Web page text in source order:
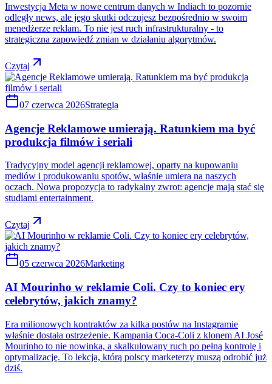
Inwestycja Meta w nowe centrum danych w Indiach to pozornie
odległy news, ale jego skutki odczujesz bezpośrednio w swoim
menedżerze reklam. To nie jest ruch infrastrukturalny - to
strategiczna zapowiedź zmian w działaniu algorytmów.
Czytaj
07 czerwca 2026Strategia
Agencje Reklamowe umierają. Ratunkiem ma być
produkcja filmów i seriali
Tradycyjny model agencji reklamowej, oparty na kupowaniu
mediów i produkowaniu spotów, właśnie umiera na naszych
oczach. Nowa propozycja to radykalny zwrot: agencje mają stać się
studiami entertainment.
Czytaj
05 czerwca 2026Marketing
AI Mourinho w reklamie Coli. Czy to koniec ery
celebrytów, jakich znamy?
Era milionowych kontraktów za kilka postów na Instagramie
właśnie dostała ostrzeżenie. Kampania Coca-Coli z klonem AI José
Mourinho to nie nowinka, a skalkulowany ruch po pełną kontrolę i
optymalizację. To lekcja, którą polscy marketerzy muszą odrobić już
dziś.